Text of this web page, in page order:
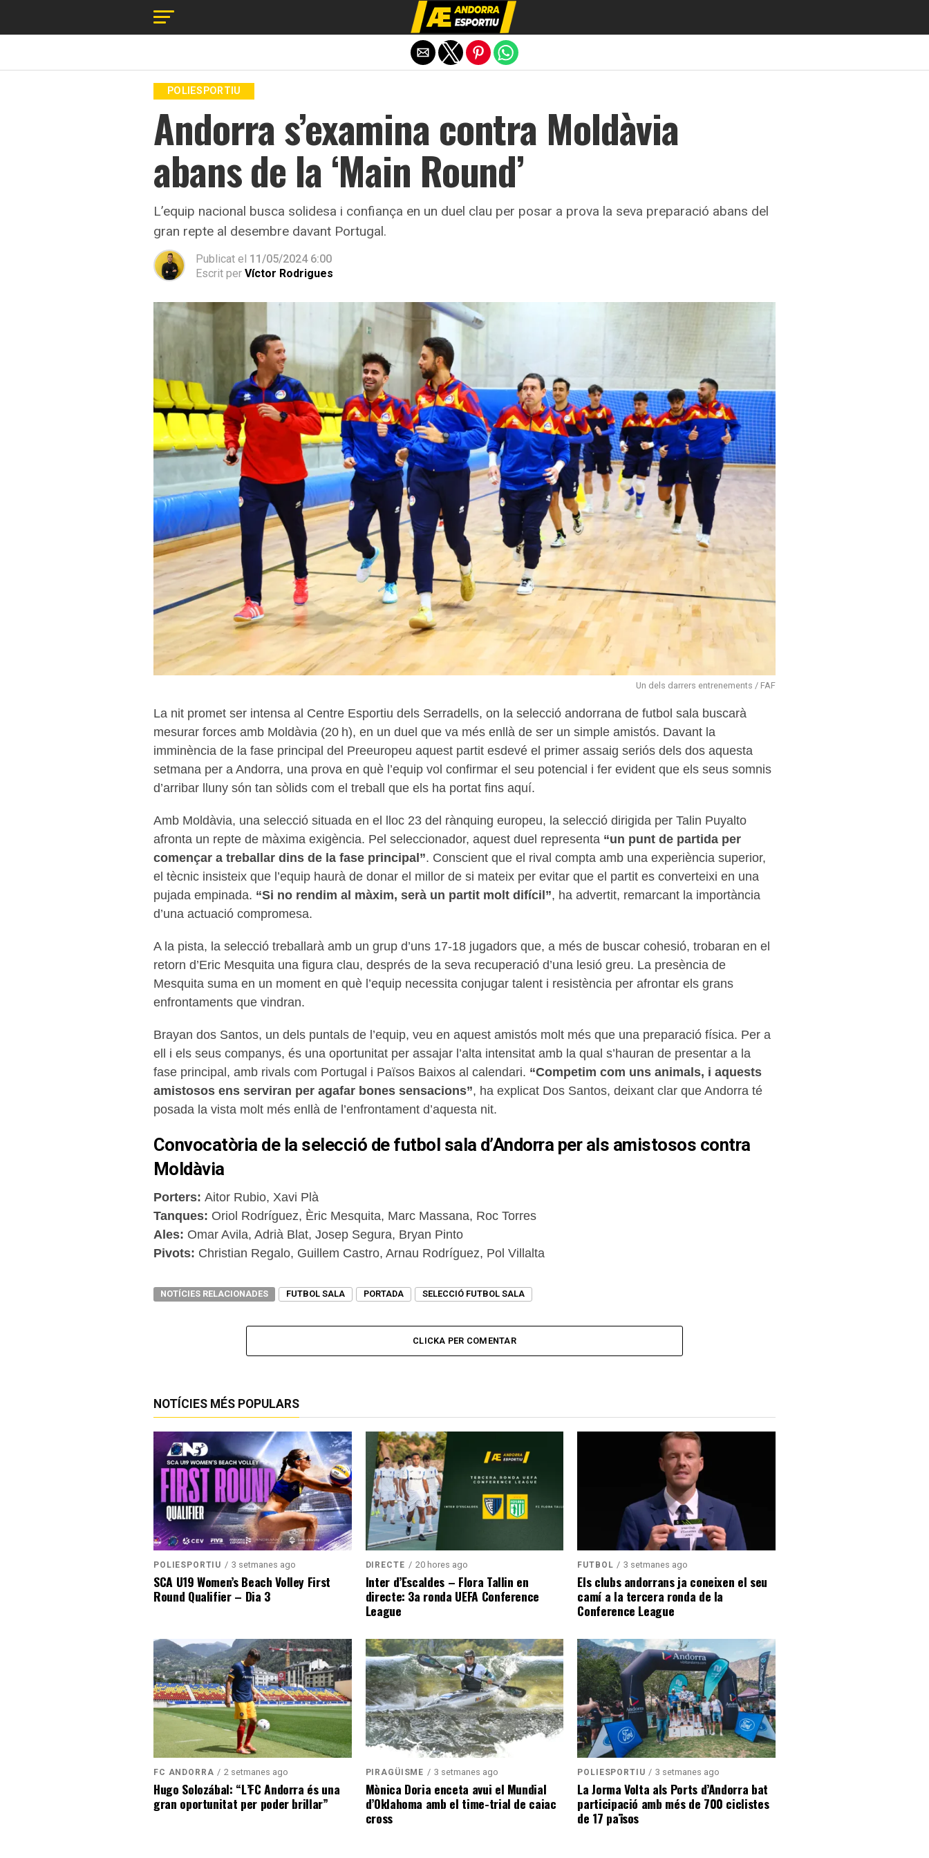
POLIESPORTIU
Andorra s’examina contra Moldàvia
abans de la ‘Main Round’
L’equip nacional busca solidesa i confiança en un duel clau per posar a prova la seva preparació abans del
gran repte al desembre davant Portugal.
Publicat el 11/05/2024 6:00
Escrit per Víctor Rodrigues
Un dels darrers entrenements / FAF
La nit promet ser intensa al Centre Esportiu dels Serradells, on la selecció andorrana de futbol sala buscarà
mesurar forces amb Moldàvia (20 h), en un duel que va més enllà de ser un simple amistós. Davant la
imminència de la fase principal del Preeuropeu aquest partit esdevé el primer assaig seriós dels dos aquesta
setmana per a Andorra, una prova en què l’equip vol confirmar el seu potencial i fer evident que els seus somnis
d’arribar lluny són tan sòlids com el treball que els ha portat fins aquí.
Amb Moldàvia, una selecció situada en el lloc 23 del rànquing europeu, la selecció dirigida per Talin Puyalto
afronta un repte de màxima exigència. Pel seleccionador, aquest duel representa “un punt de partida per
començar a treballar dins de la fase principal”. Conscient que el rival compta amb una experiència superior,
el tècnic insisteix que l’equip haurà de donar el millor de si mateix per evitar que el partit es converteixi en una
pujada empinada. “Si no rendim al màxim, serà un partit molt difícil”, ha advertit, remarcant la importància
d’una actuació compromesa.
A la pista, la selecció treballarà amb un grup d’uns 17-18 jugadors que, a més de buscar cohesió, trobaran en el
retorn d’Eric Mesquita una figura clau, després de la seva recuperació d’una lesió greu. La presència de
Mesquita suma en un moment en què l’equip necessita conjugar talent i resistència per afrontar els grans
enfrontaments que vindran.
Brayan dos Santos, un dels puntals de l’equip, veu en aquest amistós molt més que una preparació física. Per a
ell i els seus companys, és una oportunitat per assajar l’alta intensitat amb la qual s’hauran de presentar a la
fase principal, amb rivals com Portugal i Països Baixos al calendari. “Competim com uns animals, i aquests
amistosos ens serviran per agafar bones sensacions”, ha explicat Dos Santos, deixant clar que Andorra té
posada la vista molt més enllà de l’enfrontament d’aquesta nit.
Convocatòria de la selecció de futbol sala d’Andorra per als amistosos contra
Moldàvia
Porters: Aitor Rubio, Xavi Plà
Tanques: Oriol Rodríguez, Èric Mesquita, Marc Massana, Roc Torres
Ales: Omar Avila, Adrià Blat, Josep Segura, Bryan Pinto
Pivots: Christian Regalo, Guillem Castro, Arnau Rodríguez, Pol Villalta
NOTÍCIES RELACIONADES FUTBOL SALA PORTADA SELECCIÓ FUTBOL SALA
CLICKA PER COMENTAR
NOTÍCIES MÉS POPULARS
POLIESPORTIU 3 setmanes ago
SCA U19 Women’s Beach Volley First
Round Qualifier – Dia 3
DIRECTE 20 hores ago
Inter d’Escaldes – Flora Tallin en
directe: 3a ronda UEFA Conference
League
FUTBOL 3 setmanes ago
Els clubs andorrans ja coneixen el seu
camí a la tercera ronda de la
Conference League
FC ANDORRA 2 setmanes ago
Hugo Solozábal: “L’FC Andorra és una
gran oportunitat per poder brillar”
PIRAGÜISME 3 setmanes ago
Mònica Doria enceta avui el Mundial
d’Oklahoma amb el time-trial de caiac
cross
POLIESPORTIU 3 setmanes ago
La Jorma Volta als Ports d’Andorra bat
participació amb més de 700 ciclistes
de 17 països
Exit mobile version